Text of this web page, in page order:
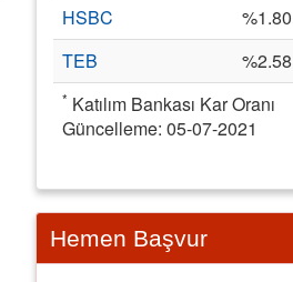
* Katılım Bankası Kar Oranı
Güncelleme: 05-07-2021
HSBC
%1.80
TEB
%2.58
Hemen Başvur